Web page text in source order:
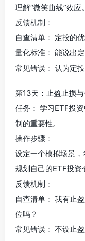
理解“微笑曲线”效应。
反馈机制：
自查清单： 定投的
量化标准： 能说出定
常见错误： 认为定投
第13天：止盈止损
任务： 学习ETF投
制的重要性。
操作步骤：
设定一个模拟场景，
规划自己的ETF投资
反馈机制：
自查清单： 我有止
位吗？
常见错误： 不设止